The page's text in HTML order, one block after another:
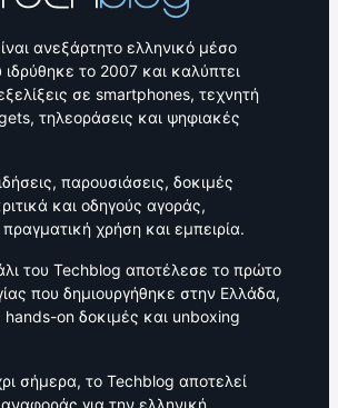
ανεξάρτητο ελληνικό μέσο
ιδρύθηκε το 2007 και καλύπτει
σε smartphones, τεχνητή
τηλεοράσεις και ψηφιακές
παρουσιάσεις, δοκιμές
και οδηγούς αγοράς,
χρήση και εμπειρία.
του Techblog αποτέλεσε το πρώτο
που δημιουργήθηκε στην Ελλάδα,
hands-on δοκιμές και unboxing
σήμερα, το Techblog αποτελεί